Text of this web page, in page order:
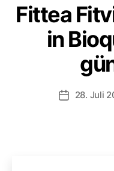
Fittea
in
28. Juli